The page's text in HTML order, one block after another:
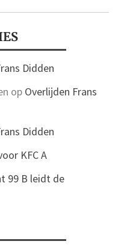
Didden
op Overlijden Frans
Didden
KFC A
99 B leidt de